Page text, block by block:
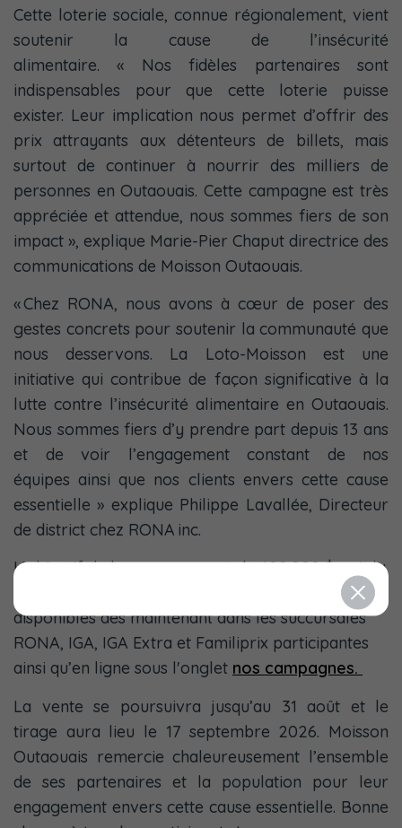
Cette loterie sociale, connue régionalement, vient
soutenir la cause de l’insécurité
alimentaire. « Nos fidèles partenaires sont
indispensables pour que cette loterie puisse
exister. Leur implication nous permet d’offrir des
prix attrayants aux détenteurs de billets, mais
surtout de continuer à nourrir des milliers de
personnes en Outaouais. Cette campagne est très
appréciée et attendue, nous sommes fiers de son
impact », explique Marie-Pier Chaput directrice des
communications de Moisson Outaouais.
« Chez RONA, nous avons à cœur de poser des
gestes concrets pour soutenir la communauté que
nous desservons. La Loto-Moisson est une
initiative qui contribue de façon significative à la
lutte contre l’insécurité alimentaire en Outaouais.
Nous sommes fiers d’y prendre part depuis 13 ans
et de voir l’engagement constant de nos
équipes ainsi que nos clients envers cette cause
essentielle » explique Philippe Lavallée, Directeur
de district chez RONA inc.
L’objectif de la campagne est de 400 000 $, soit la
disponibles dès maintenant dans les succursales
RONA, IGA, IGA Extra et Familiprix participantes
ainsi qu’en ligne sous l'onglet nos campagnes.
La vente se poursuivra jusqu’au 31 août et le
tirage aura lieu le 17 septembre 2026. Moisson
Outaouais remercie chaleureusement l’ensemble
de ses partenaires et la population pour leur
engagement envers cette cause essentielle. Bonne